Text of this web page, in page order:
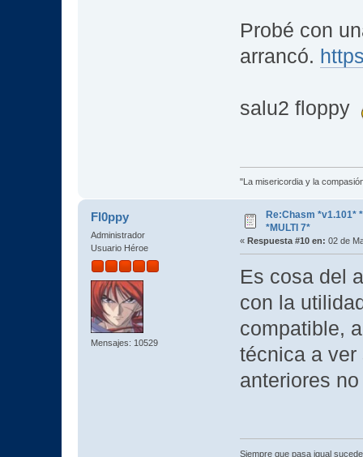
Probé con
arrancó.
salu2 floppy
"La misericordia y la
Fl0ppy
Administrador
Usuario Héroe
Mensajes: 10529
Re:Chasm *v1.101*
*MULTI 7*
« Respuesta #10 en: 02 de
Es cosa del
con la
compatible,
técnica a ver
anteriores
Siempre que pasa igual